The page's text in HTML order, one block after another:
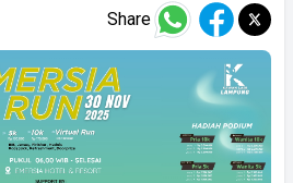
Share